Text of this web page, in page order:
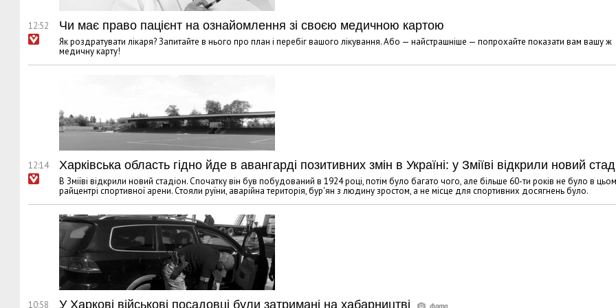
12:52 Чи має право пацієнт на ознайомлення зі своєю медичною картою
Як роздратувати лікаря? Запитайте в нього про план і перебіг вашого лікування. Або — найстрашніше — попрохайте показати вам вашу ж
медичну карту!
12:14 Харківська область гідно йде в авангарді позитивних змін в Україні: у Зміїві відкрили новий
В Зміїві відкрили новий стадіон. Спочатку він був побудований в 1924 році, потім було багато чого, але більше 60-ти років не було в
райцентрі спортивної арени. Стояли руїни, аварійна територія, бур'ян з людину зростом, а не місце для спортивних досягнень було.
10:58 У Харкові військові посадовці були затримані на хабарництві